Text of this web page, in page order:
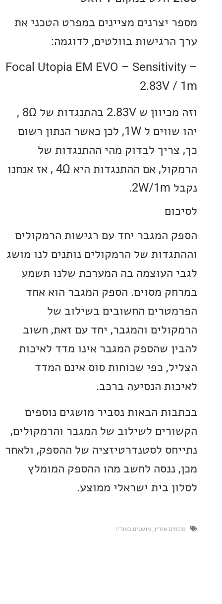
יצרנים מציינים במפרט הטכני את
בוולטים, לדוגמה:
Focal Utopia EM EVO –
2.83V
וזה מכיוון ש 2.83V בהתנגדות של 8Ω ,
יהו שווים ל 1W, לכן כאשר הנתון רשום
לבדוק מהי ההתנגדות של
הרמקול, אם ההתנגדות היא 4Ω , אז אנחנו
המגבר יחד עם רגישות הרמקולים
של הרמקולים נותנים לנו מושג
העוצמה בה המערכת שלנו תשמע
מסוים. הספק המגבר הוא אחד
החשובים בשילוב של
והמגבר, יחד עם זאת, חשוב
שהספק המגבר אינו מדד לאיכות
כפי שכוחות סוס אינם המדד
הנסיעה ברכב.
הבאות נסביר מושגים נוספים
לשילוב של המגבר והרמקולים,
לסטנדרטיזציה של ההספק, ולאחר
ננסה לחשב מהו ההספק המומלץ
בית ישראלי ממוצע.
,מושגים באודיו